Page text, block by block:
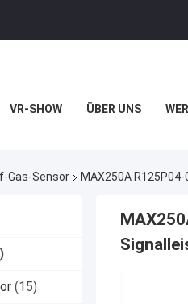
VR-SHOW ÜBER UNS
Gas-Sensor MAX250A
(15)